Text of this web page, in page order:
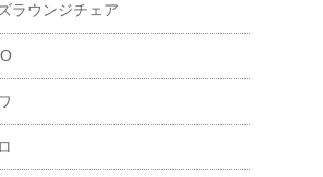
ラウンジチェア